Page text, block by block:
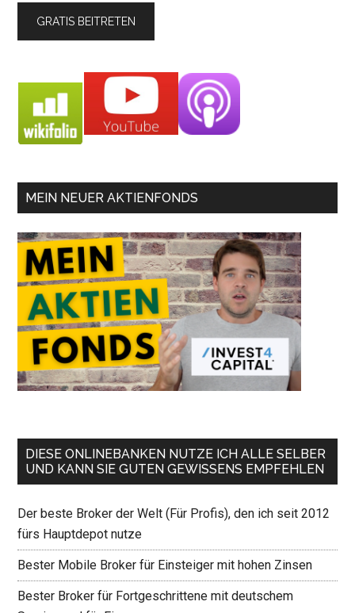
MEIN NEUER AKTIENFONDS
DIESE ONLINEBANKEN NUTZE ICH ALLE SELBER
UND KANN SIE GUTEN GEWISSENS EMPFEHLEN
Der beste Broker der Welt (Für Profis), den ich seit 2012
fürs Hauptdepot nutze
Bester Mobile Broker für Einsteiger mit hohen Zinsen
Bester Broker für Fortgeschrittene mit deutschem